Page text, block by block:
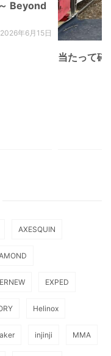
Beyond
2026年6月15日
当たって砕
AXESQUIN
EXPED
Helinox
injinji MMA